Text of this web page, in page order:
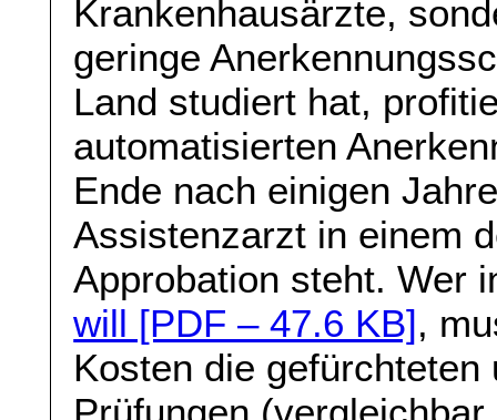
Krankenhausärzte,
geringe
Land studiert hat,
automatisierten
Ende nach einigen
Assistenzarzt in einem
Approbation steht. Wer
will [PDF – 47.6 KB],
Kosten die
Prüfungen